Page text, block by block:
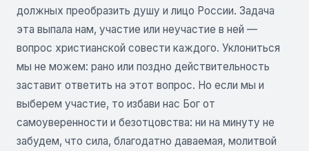
должных преобразить душу и лицо России. Задача
эта выпала нам, участие или неучастие в ней —
вопрос христиан­ской совести каждого. Уклониться
мы не можем: рано или поздно действительность
заставит ответить на этот вопрос. Но если мы и
выберем участие, то избави нас Бог от
самоуверенности и безотцовства: ни на минуту не
забудем, что сила, благодатно даваемая, молитвой